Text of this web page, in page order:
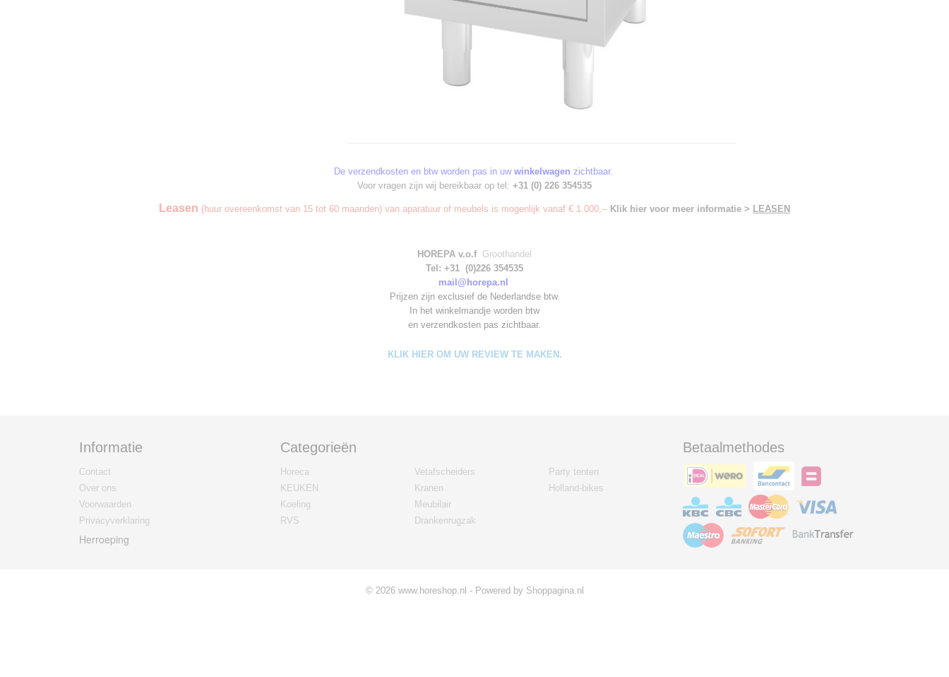
De verzendkosten en btw worden pas in uw winkelwagen zichtbaar.
Voor vragen zijn wij bereikbaar op tel: +31 (0) 226 354535
Leasen (huur overeenkomst van 15 tot 60 maanden) van aparatuur of meubels is mogenlijk vanaf € 1.000,-- Klik hier voor meer informatie > LEASEN
HOREPA v.o.f Groothandel
Tel: +31 (0)226 354535
mail@horepa.nl
Prijzen zijn exclusief de Nederlandse btw.
In het winkelmandje worden btw
en verzendkosten pas zichtbaar.
KLIK HIER OM UW REVIEW TE MAKEN.
Informatie
Contact
Over ons
Voorwaarden
Privacyverklaring
Herroeping
Categorieën
Horeca
KEUKEN
Koeling
RVS
Vetafscheiders
Kranen
Meubilair
Drankenrugzak
Party tenten
Holland-bikes
Betaalmethodes
© 2026 www.horeshop.nl - Powered by Shoppagina.nl